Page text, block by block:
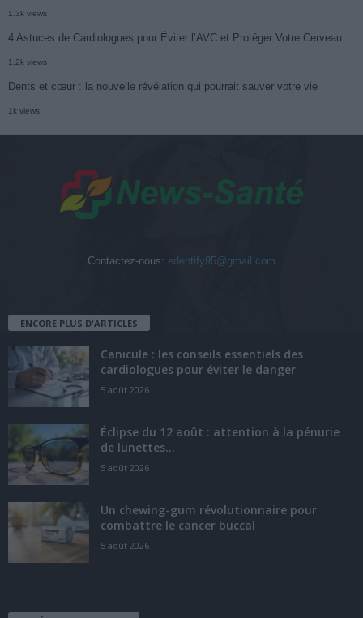
1.3k views
4 Astuces de Cardiologues pour Éviter l’AVC et Protéger Votre Cerveau
1.2k views
Dents et cœur : la nouvelle révélation qui pourrait sauver votre vie
1k views
Contactez-nous: edentify95@gmail.com
ENCORE PLUS D'ARTICLES
Canicule : les conseils essentiels des
cardiologues pour éviter le danger
5 août 2026
Éclipse du 12 août : attention à la pénurie
de lunettes...
5 août 2026
Un chewing-gum révolutionnaire pour
combattre le cancer buccal
5 août 2026